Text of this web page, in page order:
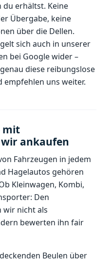
du erhältst. Keine
Übergabe, keine
über die Dellen.
sich auch in unserer
bei Google wider –
diese reibungslose
uns weiter.
mit
ankaufen
Fahrzeugen in jedem
Hagelautos gehören
Kleinwagen, Kombi,
Den
wir nicht als
bewerten ihn fair
Beulen über